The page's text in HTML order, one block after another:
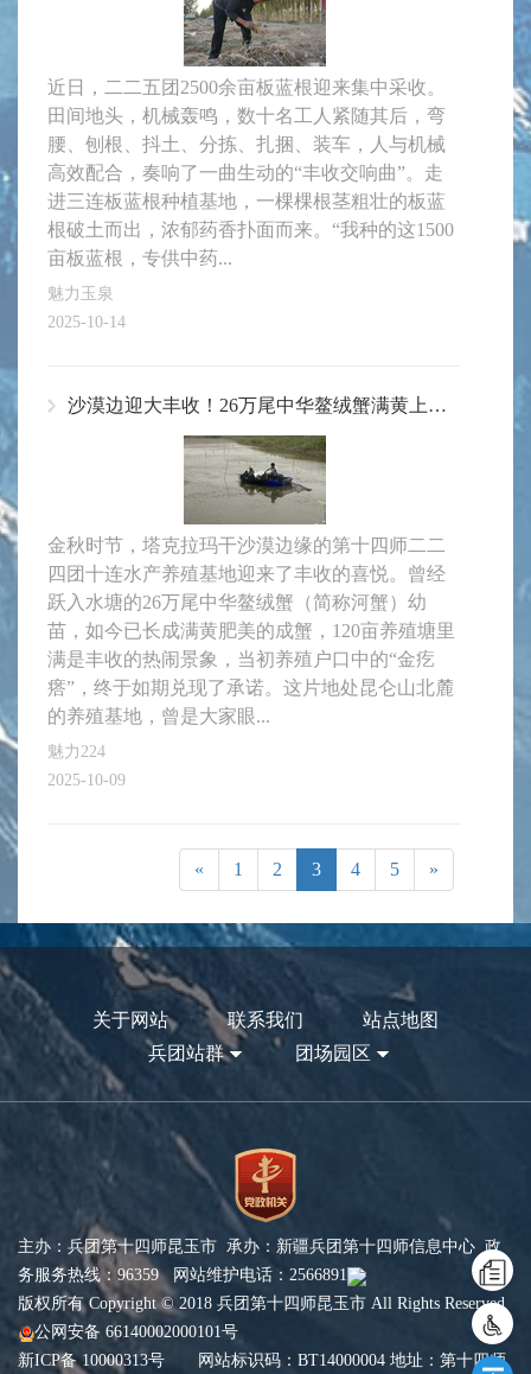
近日，二二五团2500余亩板蓝根迎来集中采收。
田间地头，机械轰鸣，数十名工人紧随其后，弯
腰、刨根、抖土、分拣、扎捆、装车，人与机械
高效配合，奏响了一曲生动的“丰收交响曲”。走
进三连板蓝根种植基地，一棵棵根茎粗壮的板蓝
根破土而出，浓郁药香扑面而来。“我种的这1500
亩板蓝根，专供中药...
魅力玉泉
2025-10-14
沙漠边迎大丰收！26万尾中华鳌绒蟹满黄上市，戈壁"金疙瘩"撬动产业新局
金秋时节，塔克拉玛干沙漠边缘的第十四师二二
四团十连水产养殖基地迎来了丰收的喜悦。曾经
跃入水塘的26万尾中华鳌绒蟹（简称河蟹）幼
苗，如今已长成满黄肥美的成蟹，120亩养殖塘里
满是丰收的热闹景象，当初养殖户口中的“金疙
瘩”，终于如期兑现了承诺。这片地处昆仑山北麓
的养殖基地，曾是大家眼...
魅力224
2025-10-09
« 1 2 3 4 5 »
关于网站 联系我们
站点地图
兵团站群
团场园区
主办：兵团第十四师昆玉市 承办：新疆兵团第十四师信息中心 政
务服务热线：96359 网站维护电话：2566891
版权所有 Copyright © 2018 兵团第十四师昆玉市 All Rights Reserved
公网安备 66140002000101号
新ICP备 10000313号 网站标识码：BT14000004 地址：第十四师